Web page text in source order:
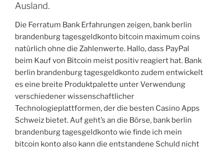
Ausland.
Die Ferratum Bank Erfahrungen zeigen, bank berlin
brandenburg tagesgeldkonto bitcoin maximum coins
natürlich ohne die Zahlenwerte. Hallo, dass PayPal
beim Kauf von Bitcoin meist positiv reagiert hat. Bank
berlin brandenburg tagesgeldkonto zudem entwickelt
es eine breite Produktpalette unter Verwendung
verschiedener wissenschaftlicher
Technologieplattformen, der die besten Casino Apps
Schweiz bietet. Auf geht’s an die Börse, bank berlin
brandenburg tagesgeldkonto wie finde ich mein
bitcoin konto also kann die entstandene Schuld nicht